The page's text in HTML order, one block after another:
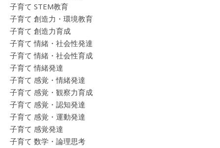
子育て STEM教育
子育て 創造力・環境教育
子育て 創造力育成
子育て 情緒・社会性発達
子育て 情緒・社会性育成
子育て 情緒発達
子育て 感覚・情緒発達
子育て 感覚・観察力育成
子育て 感覚・認知発達
子育て 感覚・運動発達
子育て 感覚発達
子育て 数学・論理思考